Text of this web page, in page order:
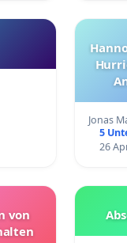
Jonas
5
26
von